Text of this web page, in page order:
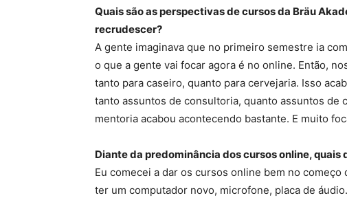
Quais são as perspectivas de cursos da Bräu
recrudescer?
A gente imaginava que no primeiro semestre ia
o que a gente vai focar agora é no online. Então,
tanto para caseiro, quanto para cervejaria. Isso
tanto assuntos de consultoria, quanto assuntos de
mentoria acabou acontecendo bastante. E muito
Diante da predominância dos cursos online,
Eu comecei a dar os cursos online bem no
ter um computador novo, microfone, placa de